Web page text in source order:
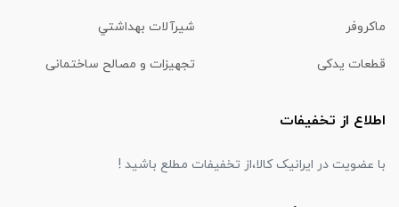
ماكروفر شیرآلات بهداشتي
قطعات یدکی تجهیزات و مصالح ساختمانی
اطلاع از تخفیفات
با عضویت در ایرانیک کالا،از تخفیفات مطلع باشید !